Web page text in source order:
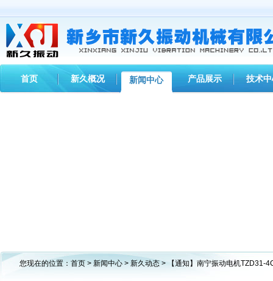
首页 新久概况 新闻中心 产品展示 技术
您现在的位置： 首页 > 新闻中心 > 新久动态 > 【通知】南宁振动电机TZD31-